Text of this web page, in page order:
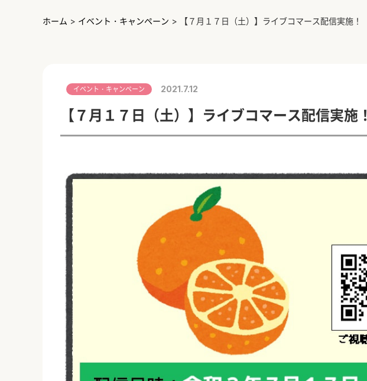
ホーム > イベント・キャンペーン > 【７月１７日（土）】ライブコマース配信実施！
イベント・キャンペーン 2021.7.12
【７月１７日（土）】ライブコマース配信実施！